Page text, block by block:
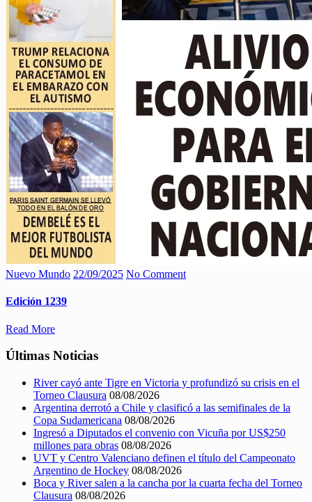
Nuevo Mundo 22/09/2025 No Comment
Edición 1239
Read More
Últimas Noticias
River cayó ante Tigre en Victoria y profundizó su crisis en el
Torneo Clausura 08/08/2026
Argentina derrotó a Chile y clasificó a las semifinales de la
Copa Sudamericana 08/08/2026
Ingresó a Diputados el convenio con Vicuña por US$250
millones para obras 08/08/2026
UVT y Centro Valenciano definen el título del Campeonato
Argentino de Hockey 08/08/2026
Boca y River salen a la cancha por la cuarta fecha del Torneo
Clausura 08/08/2026